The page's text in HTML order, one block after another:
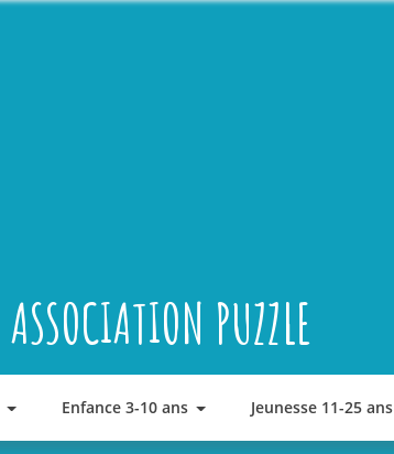
ASSOCIATION PUZZLE
Enfance 3-10 ans Jeunesse 11-25 ans